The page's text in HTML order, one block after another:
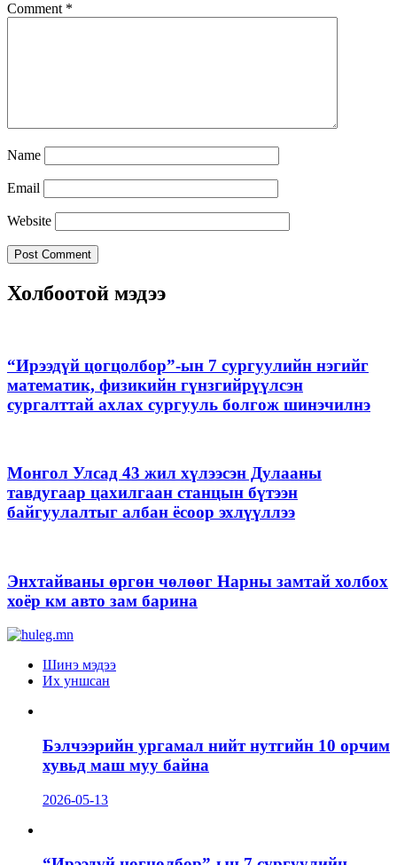
Comment *
Name
Email
Website
Холбоотой мэдээ
“Ирээдүй цогцолбор”-ын 7 сургуулийн нэгийг
математик, физикийн гүнзгийрүүлсэн
сургалттай ахлах сургууль болгож шинэчилнэ
Монгол Улсад 43 жил хүлээсэн Дулааны
тавдугаар цахилгаан станцын бүтээн
байгуулалтыг албан ёсоор эхлүүллээ
Энхтайваны өргөн чөлөөг Нарны замтай холбох
хоёр км авто зам барина
Шинэ мэдээ
Их уншсан
Бэлчээрийн ургамал нийт нутгийн 10 орчим
хувьд маш муу байна
2026-05-13